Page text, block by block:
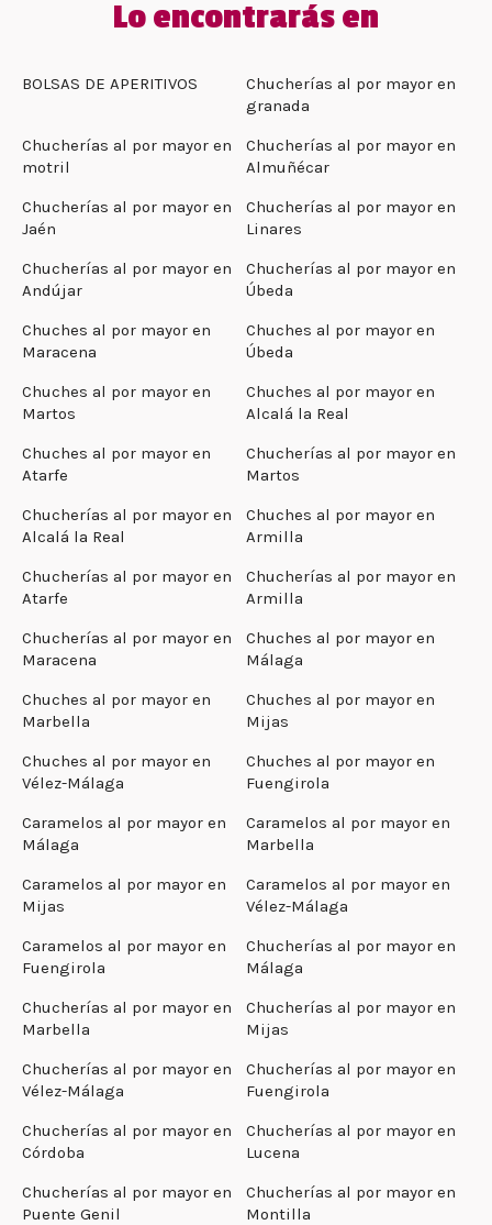
Lo encontrarás en
BOLSAS DE APERITIVOS
Chucherías al por mayor en
granada
Chucherías al por mayor en
motril
Chucherías al por mayor en
Almuñécar
Chucherías al por mayor en
Jaén
Chucherías al por mayor en
Linares
Chucherías al por mayor en
Andújar
Chucherías al por mayor en
Úbeda
Chuches al por mayor en
Maracena
Chuches al por mayor en
Úbeda
Chuches al por mayor en
Martos
Chuches al por mayor en
Alcalá la Real
Chuches al por mayor en
Atarfe
Chucherías al por mayor en
Martos
Chucherías al por mayor en
Alcalá la Real
Chuches al por mayor en
Armilla
Chucherías al por mayor en
Atarfe
Chucherías al por mayor en
Armilla
Chucherías al por mayor en
Maracena
Chuches al por mayor en
Málaga
Chuches al por mayor en
Marbella
Chuches al por mayor en
Mijas
Chuches al por mayor en
Vélez-Málaga
Chuches al por mayor en
Fuengirola
Caramelos al por mayor en
Málaga
Caramelos al por mayor en
Marbella
Caramelos al por mayor en
Mijas
Caramelos al por mayor en
Vélez-Málaga
Caramelos al por mayor en
Fuengirola
Chucherías al por mayor en
Málaga
Chucherías al por mayor en
Marbella
Chucherías al por mayor en
Mijas
Chucherías al por mayor en
Vélez-Málaga
Chucherías al por mayor en
Fuengirola
Chucherías al por mayor en
Córdoba
Chucherías al por mayor en
Lucena
Chucherías al por mayor en
Puente Genil
Chucherías al por mayor en
Montilla